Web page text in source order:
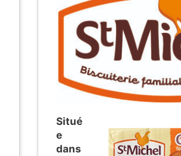
Situé
e
dans